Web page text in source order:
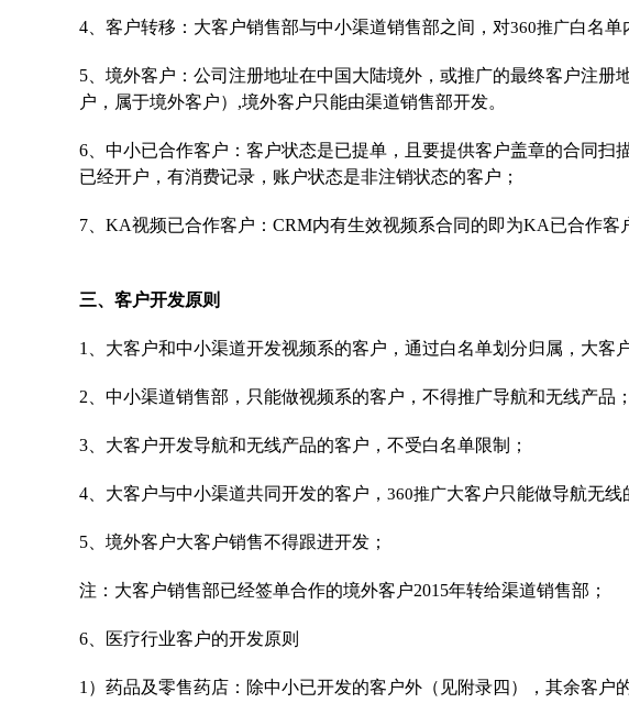
4、客户转移：大客户销售部与中小渠道销售部之间，对360推广白名单
5、境外客户：公司注册地址在中国大陆境外，或推广的最终客户注
户，属于境外客户）,境外客户只能由渠道销售部开发。
6、中小已合作客户：客户状态是已提单，且要提供客户盖章的合同
已经开户，有消费记录，账户状态是非注销状态的客户；
7、KA视频已合作客户：CRM内有生效视频系合同的即为KA已合作客
三、客户开发原则
1、大客户和中小渠道开发视频系的客户，通过白名单划分归属，大客
2、中小渠道销售部，只能做视频系的客户，不得推广导航和无线产品；
3、大客户开发导航和无线产品的客户，不受白名单限制；
4、大客户与中小渠道共同开发的客户， 360推广大客户只能做导航无线
5、境外客户大客户销售不得跟进开发；
注：大客户销售部已经签单合作的境外客户2015年转给渠道销售部；
6、医疗行业客户的开发原则
1）药品及零售药店：除中小已开发的客户外（见附录四），其余客户